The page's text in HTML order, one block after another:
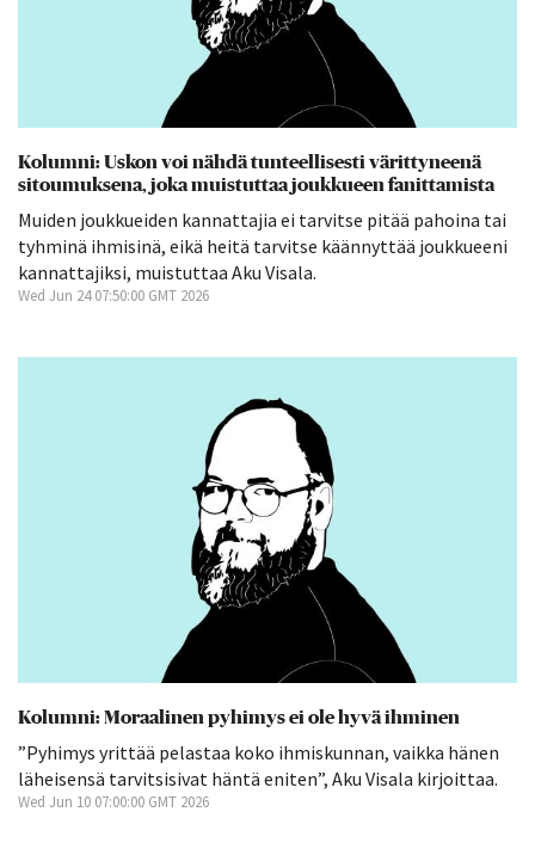
Kolumni: Uskon voi nähdä tunteellisesti värittyneenä
sitoumuksena, joka muistuttaa joukkueen fanittamista
Muiden joukkueiden kannattajia ei tarvitse pitää pahoina tai
tyhminä ihmisinä, eikä heitä tarvitse käännyttää joukkueeni
kannattajiksi, muistuttaa Aku Visala.
Wed Jun 24 07:50:00 GMT 2026
Kolumni: Moraalinen pyhimys ei ole hyvä ihminen
”Pyhimys yrittää pelastaa koko ihmiskunnan, vaikka hänen
läheisensä tarvitsisivat häntä eniten”, Aku Visala kirjoittaa.
Wed Jun 10 07:00:00 GMT 2026